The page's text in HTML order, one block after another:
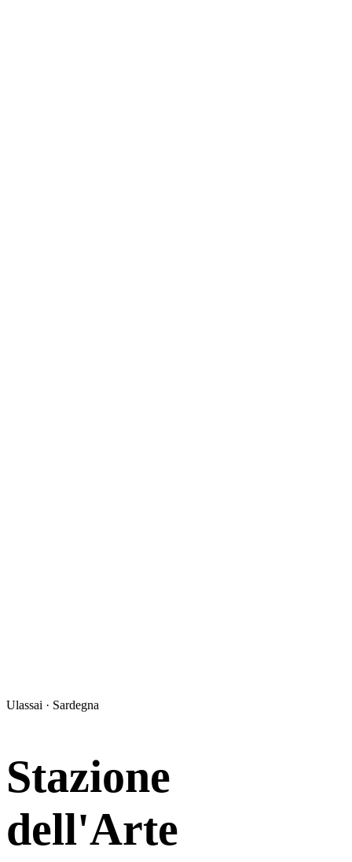
Ulassai · Sardegna
Stazione
dell'Arte